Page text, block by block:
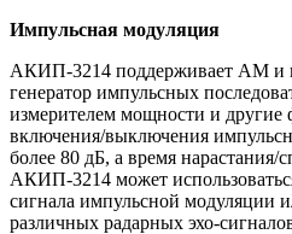
Импульсная модуляция
АКИП-3214 поддерживает АМ и
генератор импульсных
измерителем мощности и
включения/выключения
более 80 дБ, а время нарастания/
АКИП-3214 может
сигнала импульсной модуляции
различных радарных эхо-